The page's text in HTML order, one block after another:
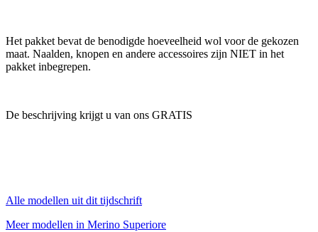
Het pakket bevat de benodigde hoeveelheid wol voor de gekozen
maat. Naalden, knopen en andere accessoires zijn NIET in het
pakket inbegrepen.
De beschrijving krijgt u van ons GRATIS
Alle modellen uit dit tijdschrift
Meer modellen in Merino Superiore